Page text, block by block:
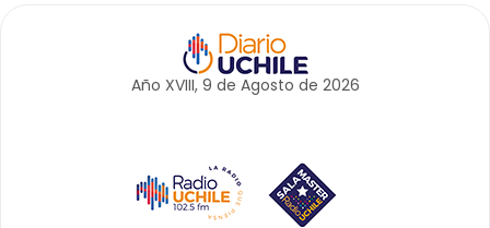
Año XVIII, 9 de Agosto de 2026